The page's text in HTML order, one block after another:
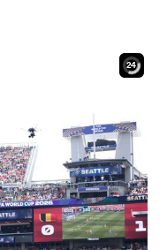
23